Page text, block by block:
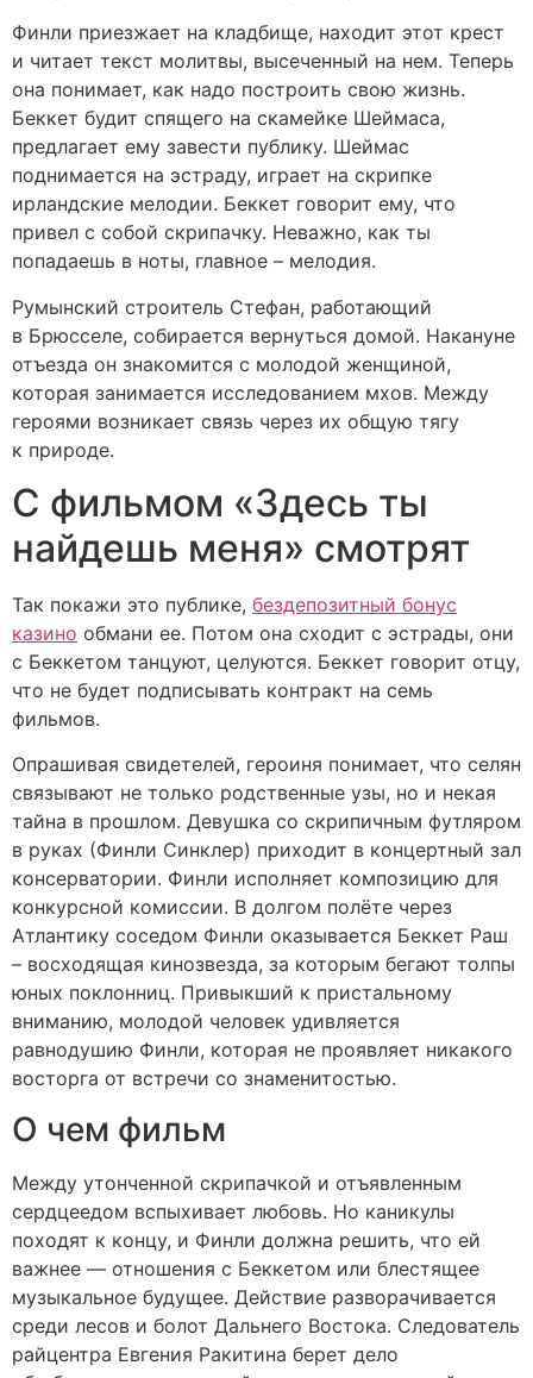
Финли приезжает на кладбище, находит этот крест
и читает текст молитвы, высеченный на нем. Теперь
она понимает, как надо построить свою жизнь.
Беккет будит спящего на скамейке Шеймаса,
предлагает ему завести публику. Шеймас
поднимается на эстраду, играет на скрипке
ирландские мелодии. Беккет говорит ему, что
привел с собой скрипачку. Неважно, как ты
попадаешь в ноты, главное – мелодия.
Румынский строитель Стефан, работающий
в Брюсселе, собирается вернуться домой. Накануне
отъезда он знакомится с молодой женщиной,
которая занимается исследованием мхов. Между
героями возникает связь через их общую тягу
к природе.
С фильмом «Здесь ты
найдешь меня» смотрят
Так покажи это публике, бездепозитный бонус
казино обмани ее. Потом она сходит с эстрады, они
с Беккетом танцуют, целуются. Беккет говорит отцу,
что не будет подписывать контракт на семь
фильмов.
Опрашивая свидетелей, героиня понимает, что селян
связывают не только родственные узы, но и некая
тайна в прошлом. Девушка со скрипичным футляром
в руках (Финли Синклер) приходит в концертный зал
консерватории. Финли исполняет композицию для
конкурсной комиссии. В долгом полёте через
Атлантику соседом Финли оказывается Беккет Раш
– восходящая кинозвезда, за которым бегают толпы
юных поклонниц. Привыкший к пристальному
вниманию, молодой человек удивляется
равнодушию Финли, которая не проявляет никакого
восторга от встречи со знаменитостью.
О чем фильм
Между утонченной скрипачкой и отъявленным
сердцеедом вспыхивает любовь. Но каникулы
походят к концу, и Финли должна решить, что ей
важнее — отношения с Беккетом или блестящее
музыкальное будущее. Действие разворачивается
среди лесов и болот Дальнего Востока. Следователь
райцентра Евгения Ракитина берет дело